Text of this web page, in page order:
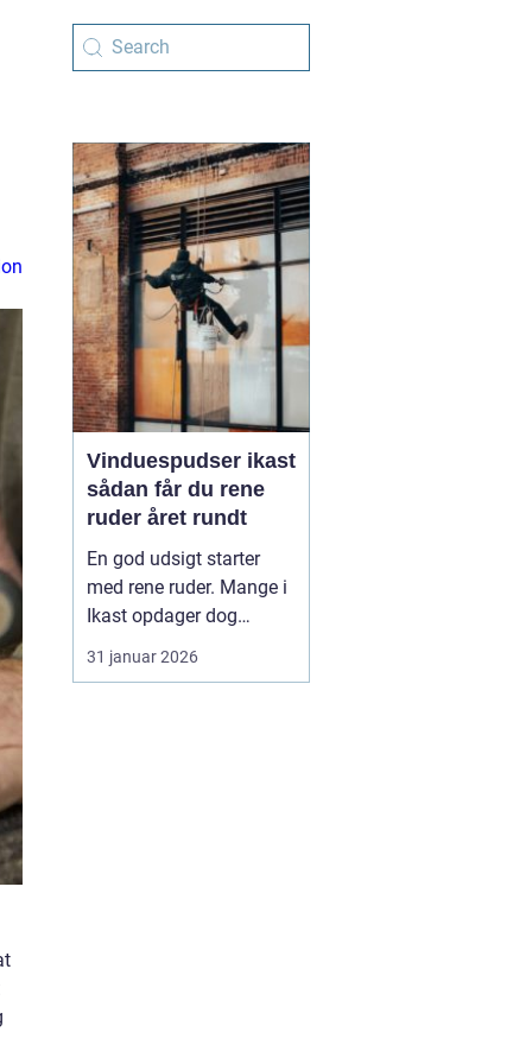
Vinduespudser ikast
sådan får du rene
ruder året rundt
En god udsigt starter
med rene ruder. Mange i
Ikast opdager dog
hurtigt, at
vinduespudsning tager
31 januar 2026